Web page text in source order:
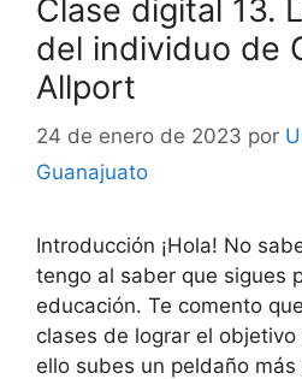
Clase digital 13.
del individuo de
Allport
24 de enero de 2023 por
Guanajuato
Introducción ¡Hola! No
tengo al saber que sigues
educación. Te comento
clases de lograr el
ello subes un peldaño